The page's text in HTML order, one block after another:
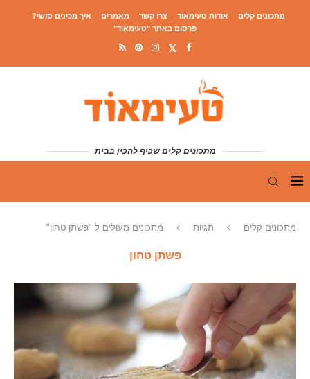
מתכונים קלים אודות טעימאוד צרו קשר מאמרים
איך מכינים סושי?
פרסום באתר "טעימאוד"
מתכונים קלים שכיף להכין בבית
מתכונים קלים תגיות מתכונים מעולים ל "פשתן טחון"
פשתן טחון